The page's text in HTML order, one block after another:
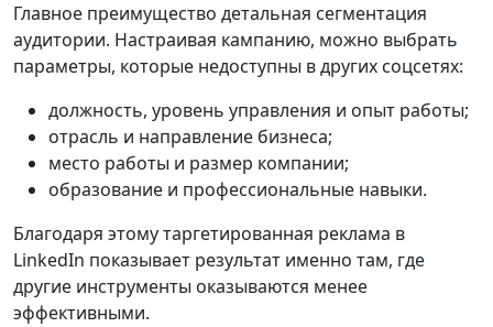
Главное преимущество детальная сегментация
аудитории. Настраивая кампанию, можно выбрать
параметры, которые недоступны в других соцсетях:
должность, уровень управления и опыт работы;
отрасль и направление бизнеса;
место работы и размер компании;
образование и профессиональные навыки.
Благодаря этому таргетированная реклама в
LinkedIn показывает результат именно там, где
другие инструменты оказываются менее
эффективными.